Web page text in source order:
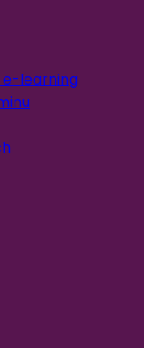
e-learning